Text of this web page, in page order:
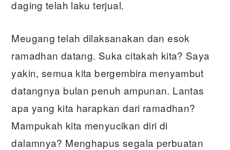
daging telah laku terjual.
Meugang telah dilaksanakan dan esok
ramadhan datang. Suka citakah kita? Saya
yakin, semua kita bergembira menyambut
datangnya bulan penuh ampunan. Lantas
apa yang kita harapkan dari ramadhan?
Mampukah kita menyucikan diri di
dalamnya? Menghapus segala perbuatan